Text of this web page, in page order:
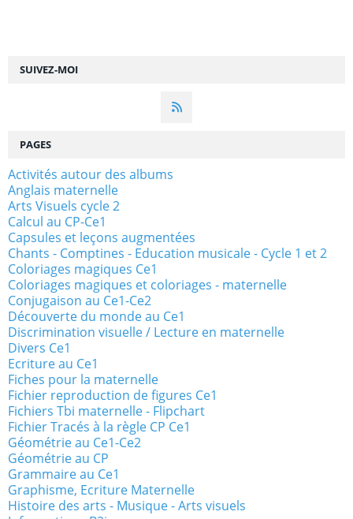
SUIVEZ-MOI
PAGES
Activités autour des albums
Anglais maternelle
Arts Visuels cycle 2
Calcul au CP-Ce1
Capsules et leçons augmentées
Chants - Comptines - Education musicale - Cycle 1 et 2
Coloriages magiques Ce1
Coloriages magiques et coloriages - maternelle
Conjugaison au Ce1-Ce2
Découverte du monde au Ce1
Discrimination visuelle / Lecture en maternelle
Divers Ce1
Ecriture au Ce1
Fiches pour la maternelle
Fichier reproduction de figures Ce1
Fichiers Tbi maternelle - Flipchart
Fichier Tracés à la règle CP Ce1
Géométrie au Ce1-Ce2
Géométrie au CP
Grammaire au Ce1
Graphisme, Ecriture Maternelle
Histoire des arts - Musique - Arts visuels